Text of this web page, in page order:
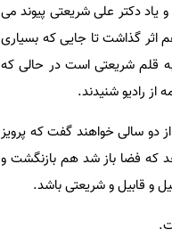
دکتر علی شریعتی پیوند می
اثر گذاشت تا جایی که بسیاری
به قلم شریعتی است در حالی که
از رادیو شنیدند.
از دو سالی خواهند گفت که پرویز
بود. او البته بعد از سال ۶۰ از مطبوعات فاصله گرفت و ۱۶ سال بعد که فضا باز شد هم بازنگشت و
و قابیل و شریعتی باشد.